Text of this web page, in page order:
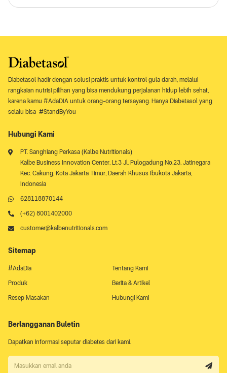
Diabetasol hadir dengan solusi praktis untuk kontrol gula darah, melalui
rangkaian nutrisi pilihan yang bisa mendukung perjalanan hidup lebih sehat,
karena kamu #AdaDIA untuk orang-orang tersayang. Hanya Diabetasol yang
selalu bisa #StandByYou
Hubungi Kami
PT. Sanghiang Perkasa (Kalbe Nutritionals)
Kalbe Business Innovation Center, Lt.3 Jl. Pulogadung No.23, Jatinegara
Kec. Cakung, Kota Jakarta Timur, Daerah Khusus Ibukota Jakarta,
Indonesia
628118870144
(+62) 8001402000
customer@kalbenutritionals.com
Sitemap
#AdaDia Tentang Kami
Produk Berita & Artikel
Resep Masakan Hubungi Kami
Berlangganan Buletin
Dapatkan informasi seputar diabetes dari kami.